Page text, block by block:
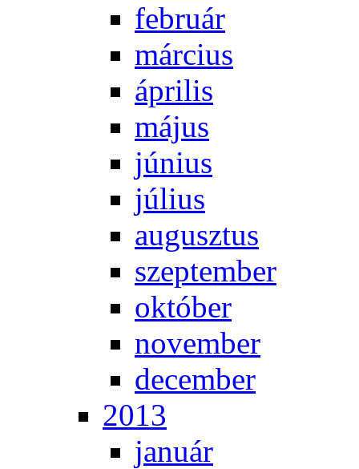
feb­ru­ár
már­ci­us
áp­ri­lis
má­jus
jú­ni­us
jú­li­us
au­gusz­tus
szep­tem­ber
ok­tó­ber
no­vem­ber
de­cem­ber
2013
ja­nu­ár